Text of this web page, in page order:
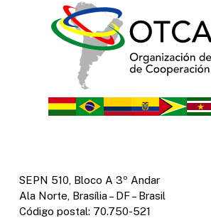
SEPN 510, Bloco A 3º Andar
Ala Norte, Brasília – DF – Brasil
Código postal: 70.750-521